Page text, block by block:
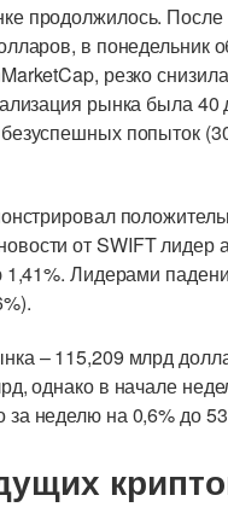
продолжилось. После
в понедельник
резко
рынка была
попыток
от SWIFT лидер
Лидерами
– 115,209 млрд
однако в начале
неделю на 0,6% до